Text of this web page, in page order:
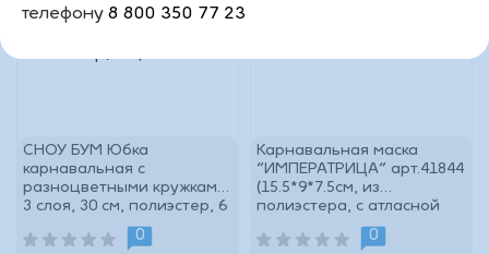
СНОУ БУМ Юбка
карнавальная с
разноцветными кружками,
3 слоя, 30 см, полиэстер, 6
0
Карнавальная маска
"ИМПЕРАТРИЦА" арт.41844
(15.5*9*7.5см, из
полиэстера, с атласной
лентой для крепл
0
телефону 8 800 350 77 23